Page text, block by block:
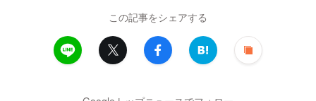
この記事をシェアする